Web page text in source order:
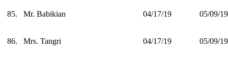
85. Mr. Babikian 04/17/19 05/09/19
86. Mrs. Tangri 04/17/19 05/09/19